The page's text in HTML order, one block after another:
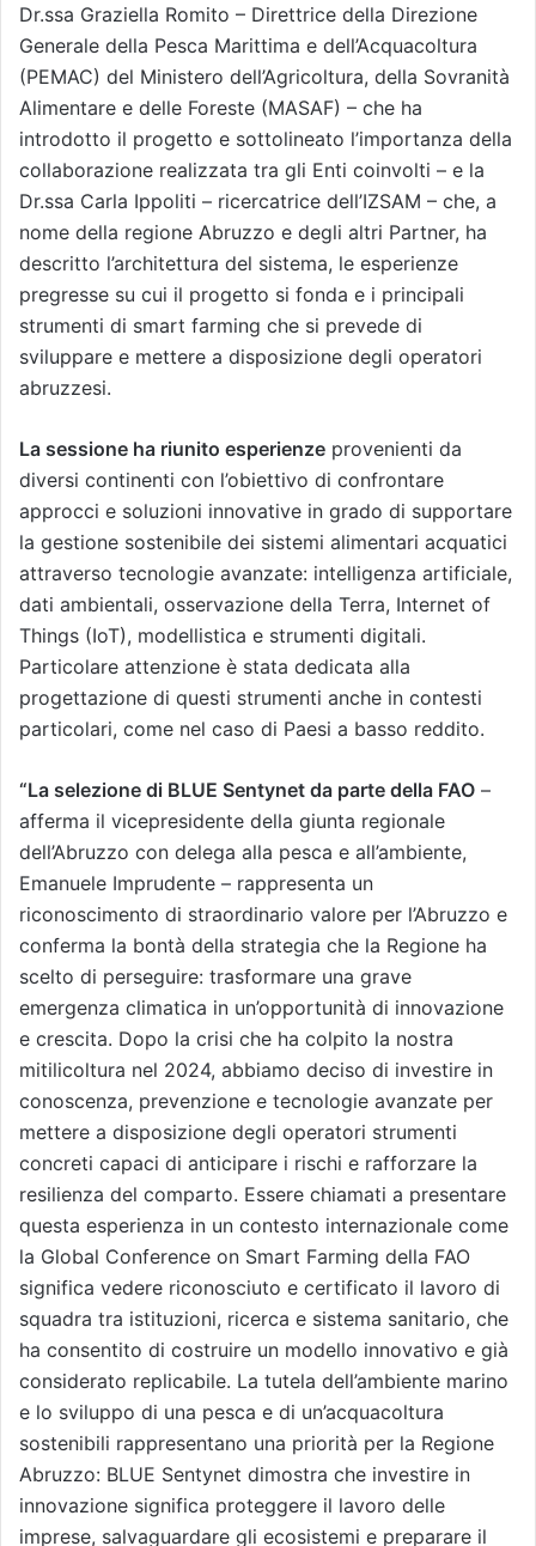
Dr.ssa Graziella Romito – Direttrice della Direzione
Generale della Pesca Marittima e dell’Acquacoltura
(PEMAC) del Ministero dell’Agricoltura, della Sovranità
Alimentare e delle Foreste (MASAF) – che ha
introdotto il progetto e sottolineato l’importanza della
collaborazione realizzata tra gli Enti coinvolti – e la
Dr.ssa Carla Ippoliti – ricercatrice dell’IZSAM – che, a
nome della regione Abruzzo e degli altri Partner, ha
descritto l’architettura del sistema, le esperienze
pregresse su cui il progetto si fonda e i principali
strumenti di smart farming che si prevede di
sviluppare e mettere a disposizione degli operatori
abruzzesi.
La sessione ha riunito esperienze provenienti da
diversi continenti con l’obiettivo di confrontare
approcci e soluzioni innovative in grado di supportare
la gestione sostenibile dei sistemi alimentari acquatici
attraverso tecnologie avanzate: intelligenza artificiale,
dati ambientali, osservazione della Terra, Internet of
Things (IoT), modellistica e strumenti digitali.
Particolare attenzione è stata dedicata alla
progettazione di questi strumenti anche in contesti
particolari, come nel caso di Paesi a basso reddito.
“La selezione di BLUE Sentynet da parte della FAO –
afferma il vicepresidente della giunta regionale
dell’Abruzzo con delega alla pesca e all’ambiente,
Emanuele Imprudente – rappresenta un
riconoscimento di straordinario valore per l’Abruzzo e
conferma la bontà della strategia che la Regione ha
scelto di perseguire: trasformare una grave
emergenza climatica in un’opportunità di innovazione
e crescita. Dopo la crisi che ha colpito la nostra
mitilicoltura nel 2024, abbiamo deciso di investire in
conoscenza, prevenzione e tecnologie avanzate per
mettere a disposizione degli operatori strumenti
concreti capaci di anticipare i rischi e rafforzare la
resilienza del comparto. Essere chiamati a presentare
questa esperienza in un contesto internazionale come
la Global Conference on Smart Farming della FAO
significa vedere riconosciuto e certificato il lavoro di
squadra tra istituzioni, ricerca e sistema sanitario, che
ha consentito di costruire un modello innovativo e già
considerato replicabile. La tutela dell’ambiente marino
e lo sviluppo di una pesca e di un’acquacoltura
sostenibili rappresentano una priorità per la Regione
Abruzzo: BLUE Sentynet dimostra che investire in
innovazione significa proteggere il lavoro delle
imprese, salvaguardare gli ecosistemi e preparare il